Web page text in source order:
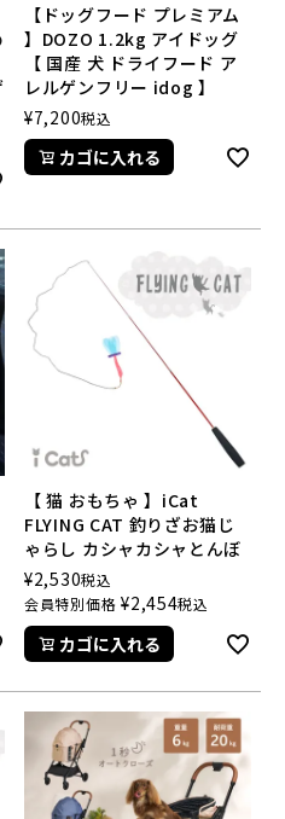
【ドッグフード プレミアム
】DOZO 1.2kg アイドッグ
【 国産 犬 ドライフード ア
レルゲンフリー idog 】
¥7,200税込
カゴに入れる
【 猫 おもちゃ 】iCat
FLYING CAT 釣りざお猫じ
ゃらし カシャカシャとんぼ
¥2,530税込
会員特別価格 ¥2,454税込
カゴに入れる